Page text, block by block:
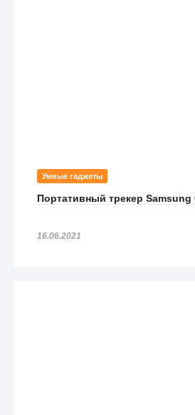
Умные гаджеты
Портативный трекер Samsung
16.06.2021